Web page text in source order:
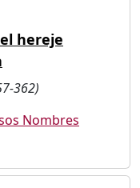
hereje
362)
Nombres